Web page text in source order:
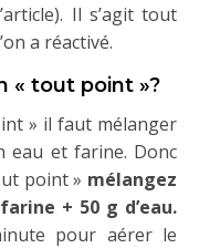
Il s’agit tout
a réactivé.
« tout point »?
» il faut mélanger
eau et farine. Donc
point » mélangez
+ 50 g d’eau.
pour aérer le